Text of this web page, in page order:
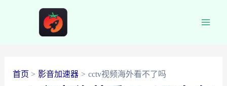
首页 影音加速器 cctv视频海外看不了吗